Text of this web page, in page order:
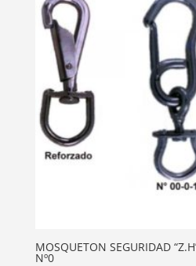
MOSQUETON SEGURIDAD
Nº0